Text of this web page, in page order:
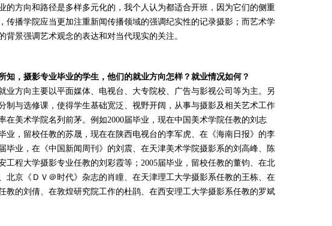
方向和路径是多样多元化的，我个人认为都适合开班，因为它们的侧重
传播学院应当更加注重新闻传播领域的强调纪实性的记录摄影；而艺术学
背景强调艺术观念的表达和对当代现实的关注。
知，摄影专业毕业的学生，他们的就业方向怎样？就业情况如何？
方向主要以平面媒体、电视台、大专院校、广告与影视公司等为主。另
制与选修课，使得学生基础宽泛、视野开阔，从事与摄影及相关艺术工作
在美术学院名列前茅。例如2000届毕业，现在中国美术学院任教的刘志
业，留校任教的苏晟，现在在陕西电视台的李军虎、在《海南日报》的李
毕业，在《中国新闻周刊》的刘震、在天津美术学院摄影系的刘高峰、陈
工程大学摄影专业任教的刘彩霞等；2005届毕业，留校任教的董钧、在北
北京《ＤＶ＠时代》杂志的肖瞳、在天津理工大学摄影系任教的王栋、在
教的刘倩、在敦煌研究院工作的杜鹃、在西安理工大学摄影系任教的罗斌